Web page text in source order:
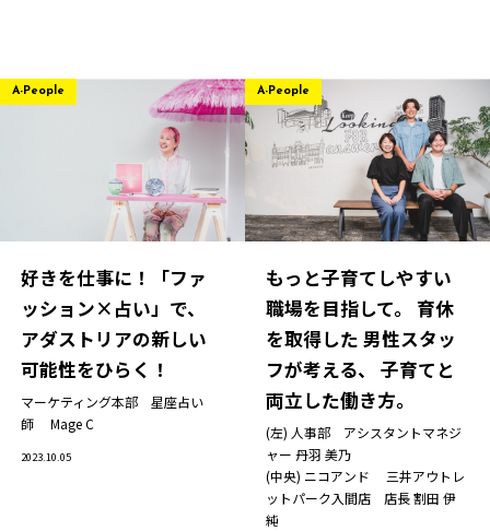
好きを仕事に！「ファ
ッション×占い」で、
アダストリアの新しい
可能性をひらく！
A-People
マーケティング本部 星座占い
師
Mage C
2023.10.05
もっと子育てしやすい
職場を目指して。 育休
を取得した 男性スタッ
フが考える、 子育てと
両立した働き方。
A-People
(左) 人事部 アシスタントマネジ
ャー 丹羽 美乃
(中央) ニコアンド 三井アウトレ
ットパーク入間店 店長割田 伊
純